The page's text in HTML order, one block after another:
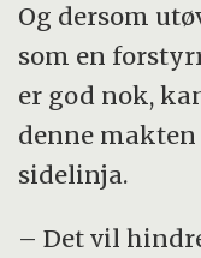
Og dersom
som en
er god nok,
denne
sidelinja.
– Det vil